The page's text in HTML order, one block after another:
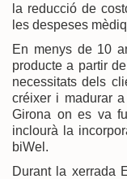
la reducció de
les despeses
En menys de 10
producte a partir
necessitats dels
créixer i madurar
Girona on es va
inclourà la
biWel.
Durant la xerrada